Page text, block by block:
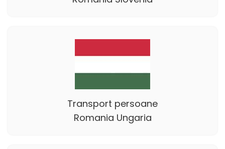
Transport persoane
Romania Ungaria